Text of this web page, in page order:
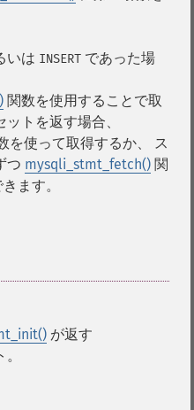
いは INSERT であった場
関数を使用することで取
トを返す場合、
を使って取得するか、 ス
つ mysqli_stmt_fetch() 関
ます。
が返す